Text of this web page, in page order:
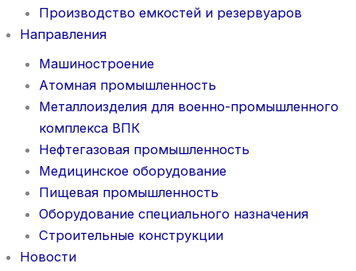
Производство емкостей и резервуаров
Направления
Машиностроение
Атомная промышленность
Металлоизделия для военно-промышленного
комплекса ВПК
Нефтегазовая промышленность
Медицинское оборудование
Пищевая промышленность
Оборудование специального назначения
Строительные конструкции
Новости